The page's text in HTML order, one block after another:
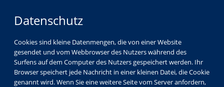
Datenschutz
Cookies sind kleine Datenmengen, die von einer Website
gesendet und vom Webbrowser des Nutzers während des
Surfens auf dem Computer des Nutzers gespeichert werden. Ihr
Browser speichert jede Nachricht in einer kleinen Datei, die Cookie
genannt wird. Wenn Sie eine weitere Seite vom Server anfordern,